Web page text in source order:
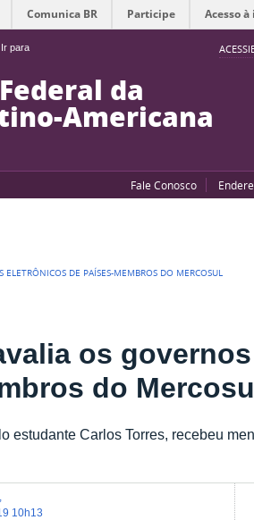
Ir para
Comunica BR Participe Acesso
da
Americana
Fale Conosco
ELETRÔNICOS DE PAÍSES-MEMBROS DO MERCOSUL
os
do
estudante Carlos Torres, recebeu
10h13